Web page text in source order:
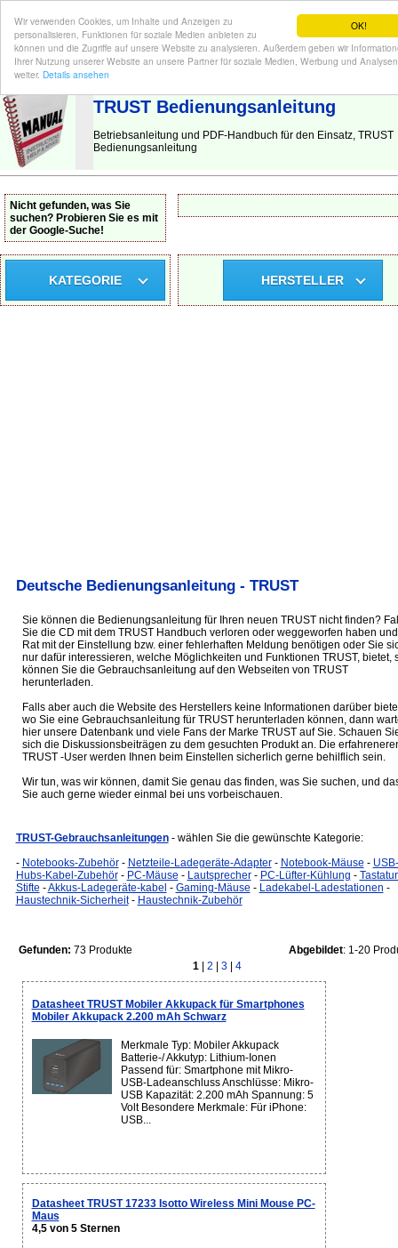
OK!
Wir verwenden Cookies, um Inhalte und Anzeigen zu
personalisieren, Funktionen für soziale Medien anbieten zu
können und die Zugriffe auf unsere Website zu analysieren. Außerdem geben wir
Ihrer Nutzung unserer Website an unsere Partner für soziale Medien, Werbung und Analysen
weiter. Details ansehen
BEDIENUNGSANLEITUNG | Hier finden Sie die deutsche Anleitung!
TRUST Bedienungsanleitung
Betriebsanleitung und PDF-Handbuch für den Einsatz, TRUST
Bedienungsanleitung
Nicht gefunden, was Sie
suchen? Probieren Sie es mit
der Google-Suche!
KATEGORIE HERSTELLER
Deutsche Bedienungsanleitung - TRUST
Sie können die Bedienungsanleitung für Ihren neuen TRUST nicht finden?
Sie die CD mit dem TRUST Handbuch verloren oder weggeworfen haben und
Rat mit der Einstellung bzw. einer fehlerhaften Meldung benötigen oder Sie
nur dafür interessieren, welche Möglichkeiten und Funktionen TRUST, bietet,
können Sie die Gebrauchsanleitung auf den Webseiten von TRUST
herunterladen.
Falls aber auch die Website des Herstellers keine Informationen darüber
wo Sie eine Gebrauchsanleitung für TRUST herunterladen können, dann
hier unsere Datenbank und viele Fans der Marke TRUST auf Sie. Schauen
sich die Diskussionsbeiträgen zu dem gesuchten Produkt an. Die
TRUST -User werden Ihnen beim Einstellen sicherlich gerne behilflich sein.
Wir tun, was wir können, damit Sie genau das finden, was Sie suchen, und
Sie auch gerne wieder einmal bei uns vorbeischauen.
TRUST-Gebrauchsanleitungen - wählen Sie die gewünschte Kategorie:
- Notebooks-Zubehör- Netzteile-Ladegeräte-Adapter- Notebook-Mäuse - USB-
Hubs-Kabel-Zubehör- PC-Mäuse - Lautsprecher- PC-Lüfter-Kühlung -
Stifte -Akkus-Ladegeräte-kabel - Gaming-Mäuse - Ladekabel-Ladestationen -
Haustechnik-Sicherheit- Haustechnik-Zubehör
Gefunden: 73 Produkte Abgebildet: 1-20
1
2 3 4
Datasheet TRUST Mobiler Akkupack für Smartphones
Mobiler Akkupack 2.200 mAh Schwarz
Merkmale Typ: Mobiler Akkupack
Batterie-/ Akkutyp: Lithium-Ionen
Passend für: Smartphone mit Mikro-
USB-Ladeanschluss Anschlüsse: Mikro-
USB Kapazität: 2.200 mAh Spannung: 5
Volt Besondere Merkmale: Für iPhone:
USB...
Datasheet TRUST 17233 Isotto Wireless Mini Mouse PC-
Maus
4,5 von 5 Sternen